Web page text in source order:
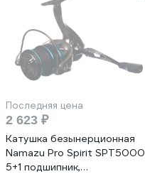
Последняя цена
2 623 ₽
Катушка безынерционная
Namazu Pro Spirit SPT5000
5+1 подшипник,